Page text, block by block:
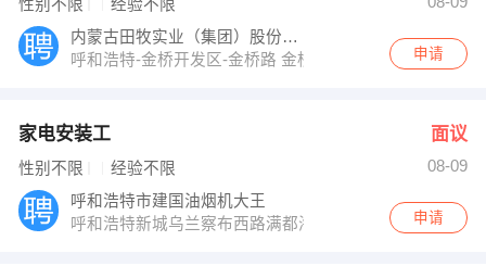
性别不限 经验不限
内蒙古田牧实业（集团）股份有限公司
呼和浩特-金桥开发区-金桥路 金桥四路田牧集团申请
家电安装工 面议
性别不限 经验不限
08-09
呼和浩特市建国油烟机大王
呼和浩特新城乌兰察布西路满都海公园北内蒙医院十字路
申请